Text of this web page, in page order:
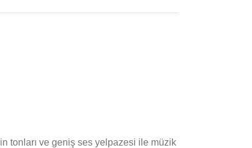
Doğru
tonları ve geniş ses yelpazesi ile müzik